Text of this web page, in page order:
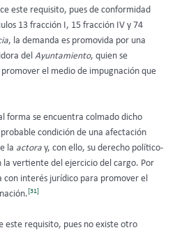
este requisito, pues de conformidad
13 fracción I, 15 fracción IV y 74
, la demanda es promovida por una
del Ayuntamiento, quien se
el medio de impugnación que
forma se encuentra colmado dicho
condición de una afectación
la actora y, con ello, su derecho político-
la vertiente del ejercicio del cargo. Por
interés jurídico para promover el
[31]
este requisito, pues no existe otro